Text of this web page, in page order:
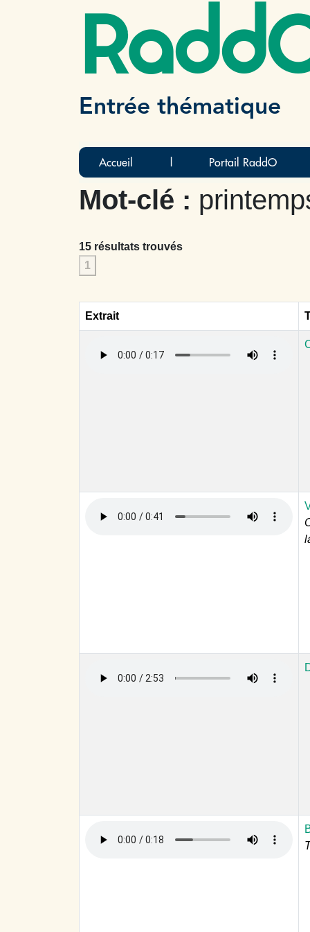
Entrée thématique
Accueil Portail RaddO
Mot-clé :
15 résultats trouvés
1
Extrait